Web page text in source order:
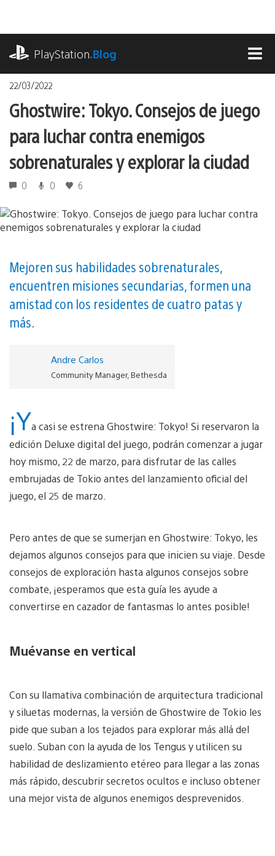
contenido
PlayStation.Blog
22/03/2022
Ghostwire: Tokyo. Consejos de juego
para luchar contra enemigos
sobrenaturales y explorar la ciudad
0 0 6
Mejoren sus habilidades sobrenaturales,
encuentren misiones secundarias, formen una
amistad con los residentes de cuatro patas y
más.
Andre Carlos
Community Manager, Bethesda
¡Ya casi se estrena Ghostwire: Tokyo! Si reservaron la
edición Deluxe digital del juego, podrán comenzar a jugar
hoy mismo, 22 de marzo, para disfrutar de las calles
embrujadas de Tokio antes del lanzamiento oficial del
juego, el 25 de marzo.
Pero antes de que se sumerjan en Ghostwire: Tokyo, les
dejamos algunos consejos para que inicien su viaje. Desde
consejos de exploración hasta algunos consejos sobre
combate, ¡esperamos que esta guía les ayude a
convertirse en cazador de fantasmas lo antes posible!
Muévanse en vertical
Con su llamativa combinación de arquitectura tradicional
y siluetas modernas, la versión de Ghostwire de Tokio les
pide que suban a los tejados para explorar más allá del
suelo. Suban con la ayuda de los Tengus y utilicen su
habilidad de deslizamiento etéreo para llegar a las zonas
más rápido, descubrir secretos ocultos e incluso obtener
una mejor vista de algunos enemigos desprevenidos.